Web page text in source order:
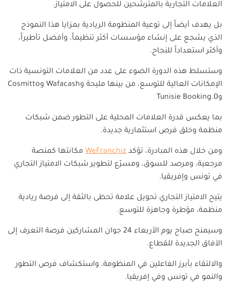
العلامات التجارية بالمترشحين للحصول على الامتياز.
بل يهدف أيضاً إلى توعية المنظومة الريادية بمزايا هذا النموذج
الذي يشجع على إنشاء مؤسسات أكثر تنظيماً، وأفضل تأطيراً،
وأكثر استعداداً للنجاح.
وستسلط هذه الدورة الضوء على عدد من العلامات التونسية ذات
الإمكانات العالية للتوسع، من بينها مليحة وWafacash وCosmitto
وTunisie Booking.0
بما يعكس قدرة العلامات المحلية على التطور ضمن شبكات
منظمة وخلق فرص استثمارية جديدة.
ومن خلال هذه المبادرة، تؤكد WeFranchiz مكانتها كمنصة
مرجعية، ومرصد للسوق، ومسرّع لتطوير شبكات الامتياز التجاري
في تونس وإفريقيا.
يتيح الامتياز التجاري تحويل علامة تحظى بالثقة إلى فرصة ريادية
منظمة، مؤطرة وجاهزة للتوسع.
وسيمنح صباح يوم الأربعاء 24 جوان المشاركين فرصة التعرف إلى
الآفاق الجديدة للقطاع.
والالتقاء بأبرز الفاعلين في المنظومة، واستكشاف فرص التطور
والنمو في تونس وفي إفريقيا.